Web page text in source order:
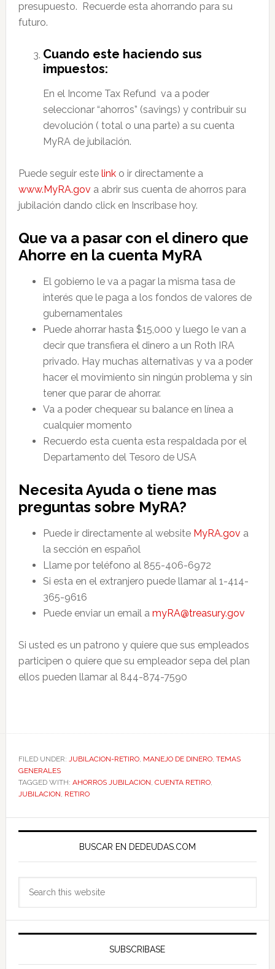
presupuesto. Recuerde esta ahorrando para su
futuro.
Cuando este haciendo sus
impuestos:
En el Income Tax Refund va a poder
seleccionar “ahorros” (savings) y contribuir su
devolución ( total o una parte) a su cuenta
MyRA de jubilación.
Puede seguir este link o ir directamente a
www.MyRA.gov a abrir sus cuenta de ahorros para
jubilación dando click en Inscribase hoy.
Que va a pasar con el dinero que
Ahorre en la cuenta MyRA
El gobierno le va a pagar la misma tasa de
interés que le paga a los fondos de valores de
gubernamentales
Puede ahorrar hasta $15,000 y luego le van a
decir que transfiera el dinero a un Roth IRA
privado. Hay muchas alternativas y va a poder
hacer el movimiento sin ningún problema y sin
tener que parar de ahorrar.
Va a poder chequear su balance en línea a
cualquier momento
Recuerdo esta cuenta esta respaldada por el
Departamento del Tesoro de USA
Necesita Ayuda o tiene mas
preguntas sobre MyRA?
Puede ir directamente al website MyRA.gov a
la sección en español
Llame por teléfono al 855-406-6972
Si esta en el extranjero puede llamar al 1-414-
365-9616
Puede enviar un email a myRA@treasury.gov
Si usted es un patrono y quiere que sus empleados
participen o quiere que su empleador sepa del plan
ellos pueden llamar al 844-874-7590
FILED UNDER: JUBILACION-RETIRO, MANEJO DE DINERO, TEMAS
GENERALES
TAGGED WITH: AHORROS JUBILACION, CUENTA RETIRO,
JUBILACION, RETIRO
Primary
BUSCAR EN DEDEUDAS.COM
SUBSCRIBASE